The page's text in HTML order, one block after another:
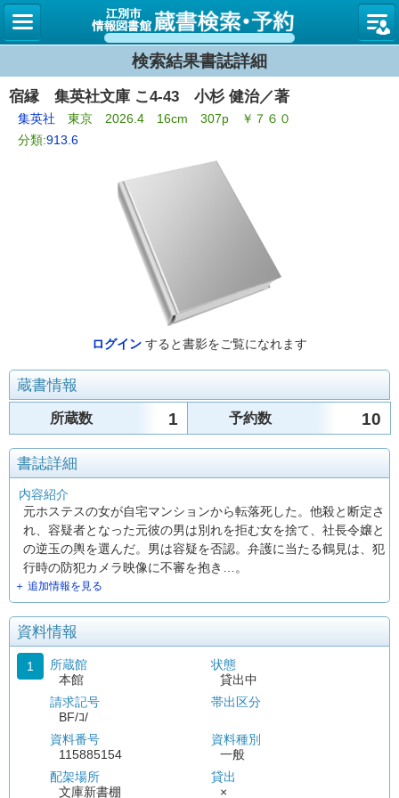
図書館
検索結果書誌詳細
宿縁 集英社文庫 こ4-43 小杉 健治／著
集英社 東京 2026.4 16cm 307p ￥７６０
分類:913.6
ログイン すると書影をご覧になれます
蔵書情報
所蔵数 1 予約数 10
書誌詳細
内容紹介
元ホステスの女が自宅マンションから転落死した。他殺と断定さ
れ、容疑者となった元彼の男は別れを拒む女を捨て、社長令嬢と
の逆玉の輿を選んだ。男は容疑を否認。弁護に当たる鶴見は、犯
行時の防犯カメラ映像に不審を抱き…。
＋ 追加情報を見る
資料情報
1
所蔵館
本館
請求記号
BF/ｺ/
資料番号
115885154
配架場所
文庫新書棚
状態
貸出中
帯出区分
資料種別
一般
貸出
×